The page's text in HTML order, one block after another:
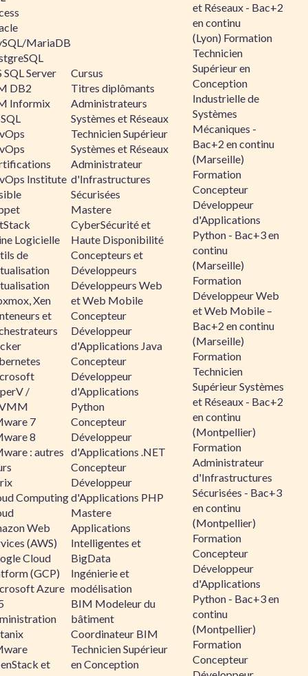
MariaDB
SQL Server
DB2
Informix
Institute
Logicielle
de
Xen
et
/
7
8
: autres
Computing
Web
(AWS)
Cloud
(GCP)
Azure
et
Cursus
Titres diplômants
Administrateurs
Systèmes et Réseaux
Technicien Supérieur
Systèmes et Réseaux
Administrateur
d'Infrastructures
Sécurisées
Mastere
CyberSécurité et
Haute Disponibilité
Concepteurs et
Développeurs
Développeurs Web
et Web Mobile
Concepteur
Développeur
d'Applications Java
Concepteur
Développeur
d'Applications
Python
Concepteur
Développeur
d'Applications .NET
Concepteur
Développeur
d'Applications PHP
Mastere
Applications
Intelligentes et
BigData
Ingénierie et
modélisation
BIM Modeleur du
bâtiment
Coordinateur BIM
Technicien Supérieur
en Conception
et Réseaux - Bac+2
en continu
(Lyon) Formation
Technicien
Supérieur en
Conception
Industrielle de
Systèmes
Mécaniques -
Bac+2 en continu
(Marseille)
Formation
Concepteur
Développeur
d'Applications
Python - Bac+3 en
continu
(Marseille)
Formation
Développeur Web
et Web Mobile –
Bac+2 en continu
(Marseille)
Formation
Technicien
Supérieur Systèmes
et Réseaux - Bac+2
en continu
(Montpellier)
Formation
Administrateur
d'Infrastructures
Sécurisées - Bac+3
en continu
(Montpellier)
Formation
Concepteur
Développeur
d'Applications
Python - Bac+3 en
continu
(Montpellier)
Formation
Concepteur